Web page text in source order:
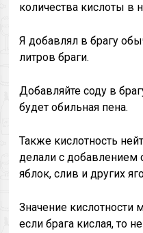
количества кислоты в
Я добавлял в брагу
литров браги.
Добавляйте соду в
будет обильная пена.
Также кислотность
делали с
яблок, слив и других
Значение кислотности
если брага кислая, то